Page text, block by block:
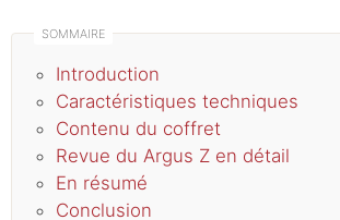
Introduction
Caractéristiques techniques
Contenu du coffret
Revue du Argus Z en détail
En résumé
Conclusion